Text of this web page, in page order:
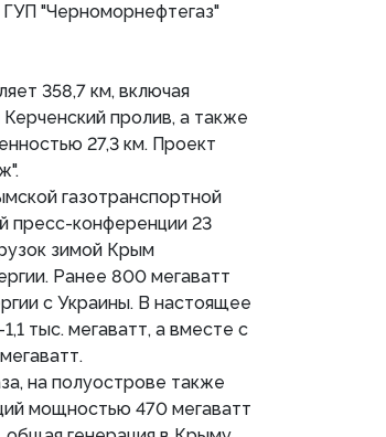
"Черноморнефтегаз"
358,7 км, включая
пролив, а также
27,3 км. Проект
газотранспортной
пресс-конференции 23
зимой Крым
Ранее 800 мегаватт
с Украины. В настоящее
тыс. мегаватт, а вместе с
на полуострове также
мощностью 470 мегаватт